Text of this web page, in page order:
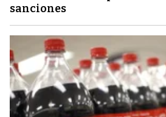
sanciones